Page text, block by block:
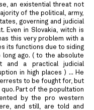
an existential threat not
of the political, army,
governing and judicial
Even in Slovakia, witch is
this very problem with a
its functions due to siding
ago. ( to the absolute
and a practical judicial
in high places ) ... He
to be fought for, but
Part of the popultation
by the pro western
and still, are told and